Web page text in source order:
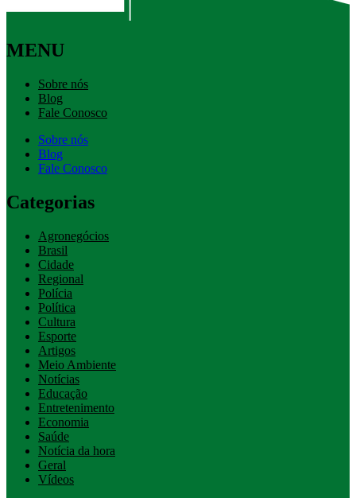
MENU
Sobre nós
Blog
Fale Conosco
Sobre nós
Blog
Fale Conosco
Categorias
Agronegócios
Brasil
Cidade
Regional
Polícia
Política
Cultura
Esporte
Artigos
Meio Ambiente
Notícias
Educação
Entretenimento
Economia
Saúde
Notícia da hora
Geral
Vídeos